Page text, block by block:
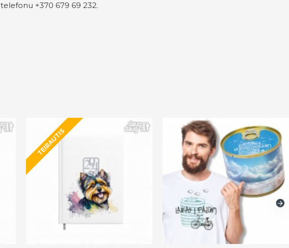
telefonu +370 679 69 232.
TEIRAUTIS